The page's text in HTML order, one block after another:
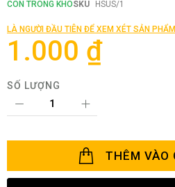
phần
của
thư
hình
CÒN TRONG KHOSKU HSUS/1
LÀ NGƯỜI ĐẦU TIÊN ĐỂ XEM XÉT SẢN
1.000 ₫
SỐ LƯỢNG
THÊM VÀO